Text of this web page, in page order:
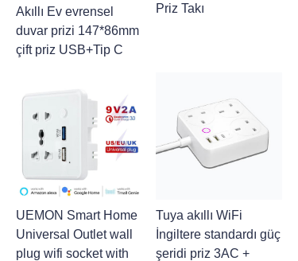
Akıllı Ev evrensel
duvar prizi 147*86mm
çift priz USB+Tip C
Priz Takı
UEMON Smart Home
Universal Outlet wall
plug wifi socket with
Tuya akıllı WiFi
İngiltere standardı güç
şeridi priz 3AC +